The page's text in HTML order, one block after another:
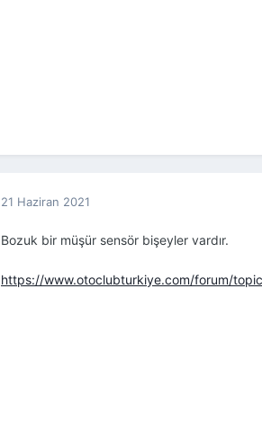
21 Haziran 2021
Bozuk bir müşür sensör bişeyler vardır.
https://www.otoclubturkiye.com/forum/